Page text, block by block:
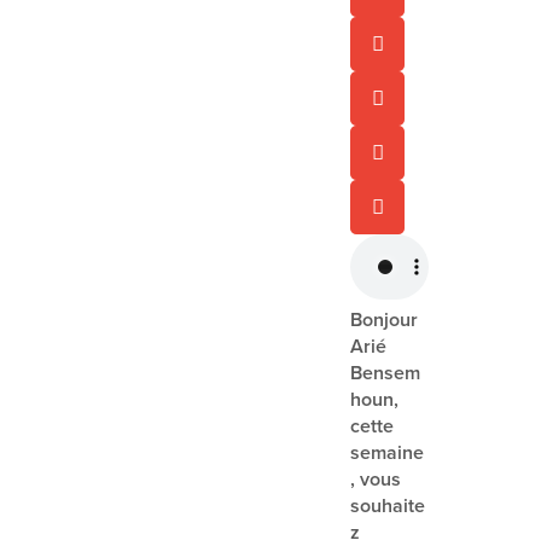
Bonjour
Arié
Bensem
houn,
cette
semaine
, vous
souhaite
z